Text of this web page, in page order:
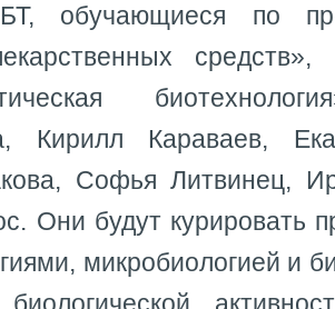
обучающиеся по
средств»,
Кирилл Караваев,
Софья Литвинец,
Они будут курировать
микробиологией и